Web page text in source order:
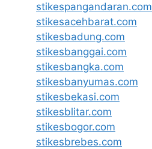
stikespangandaran.com
stikesacehbarat.com
stikesbadung.com
stikesbanggai.com
stikesbangka.com
stikesbanyumas.com
stikesbekasi.com
stikesblitar.com
stikesbogor.com
stikesbrebes.com